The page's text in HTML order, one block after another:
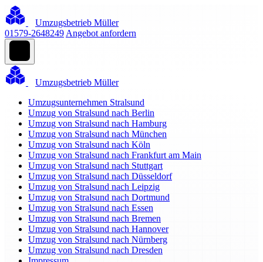
Umzugsbetrieb Müller
01579-2648249 Angebot anfordern
Umzugsbetrieb Müller
Umzugsunternehmen Stralsund
Umzug von Stralsund nach Berlin
Umzug von Stralsund nach Hamburg
Umzug von Stralsund nach München
Umzug von Stralsund nach Köln
Umzug von Stralsund nach Frankfurt am Main
Umzug von Stralsund nach Stuttgart
Umzug von Stralsund nach Düsseldorf
Umzug von Stralsund nach Leipzig
Umzug von Stralsund nach Dortmund
Umzug von Stralsund nach Essen
Umzug von Stralsund nach Bremen
Umzug von Stralsund nach Hannover
Umzug von Stralsund nach Nürnberg
Umzug von Stralsund nach Dresden